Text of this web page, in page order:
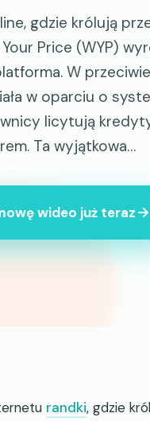
gdzie królują
Price (WYP)
W
w oparciu o
licytują
Ta wyjątkowa…
wideo już teraz
teraz online
randki, gdzie